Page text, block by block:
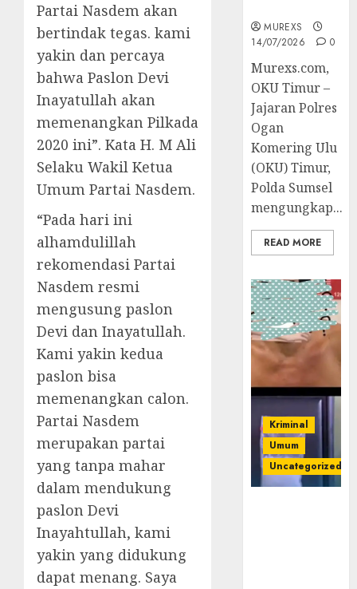
Partai Nasdem akan
bertindak tegas. kami
yakin dan percaya
bahwa Paslon Devi
Inayatullah akan
memenangkan Pilkada
2020 ini”. Kata H. M Ali
Selaku Wakil Ketua
Umum Partai Nasdem.
“Pada hari ini
alhamdulillah
rekomendasi Partai
Nasdem resmi
mengusung paslon
Devi dan Inayatullah.
Kami yakin kedua
paslon bisa
memenangkan calon.
Partai Nasdem
merupakan partai
yang tanpa mahar
dalam mendukung
paslon Devi
Inayahtullah, kami
yakin yang didukung
dapat menang. Saya
MUREXS
14/07/2026
0
Murexs.com,
OKU Timur –
Jajaran Polres
Ogan
Komering Ulu
(OKU) Timur,
Polda Sumsel
mengungkap...
READ MORE
Kriminal
Umum
Uncategorized